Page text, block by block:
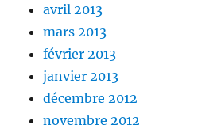
avril 2013
mars 2013
février 2013
janvier 2013
décembre 2012
novembre 2012